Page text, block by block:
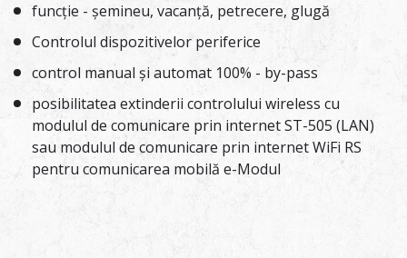
funcție - șemineu, vacanță, petrecere, glugă
Controlul dispozitivelor periferice
control manual și automat 100% - by-pass
posibilitatea extinderii controlului wireless cu
modulul de comunicare prin internet ST-505 (LAN)
sau modulul de comunicare prin internet WiFi RS
pentru comunicarea mobilă e-Modul